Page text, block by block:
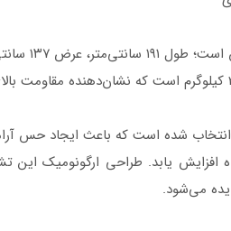
شده است که باعث ایجاد حس
افزایش یابد. طراحی ارگونومیک
می‌شود.